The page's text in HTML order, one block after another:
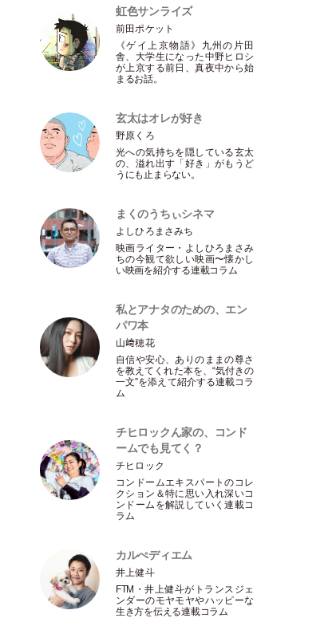
虹色サンライズ
前田ポケット
《ゲイ上京物語》九州の片田
舎、大学生になった中野ヒロシ
が上京する前日、真夜中から始
まるお話。
玄太はオレが好き
野原くろ
光への気持ちを隠している玄太
の、溢れ出す 「好き 」がもうど
うにも止まらない。
まくのうちぃシネマ
よしひろまさみち
映画ライター ・ よしひろまさみ
ちの今観て欲しい映画〜懐かし
い映画を紹介する連載コラム
私とアナタのための、エン
パワ本
山﨑穂花
自信や安心、ありのままの尊さ
を教えてくれた本を、“気付きの
一文”を添えて紹介する連載コラ
ム
チヒロックん家の、コンド
ームでも見てく？
チヒロック
コンドームエキスパートのコレ
クション＆特に思い入れ深いコ
ンドームを解説していく連載コ
ラム
カルぺディエム
井上健斗
FTM ・井上健斗がトランスジェ
ンダーのモヤモヤやハッピーな
生き方を伝える連載コラム